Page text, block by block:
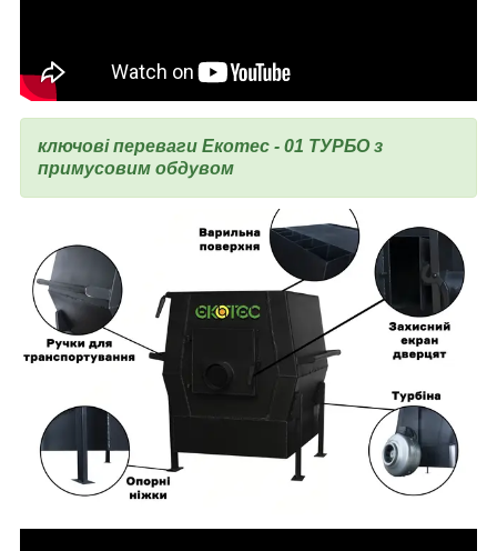
ключові переваги Екотес - 01 ТУРБО з
примусовим обдувом